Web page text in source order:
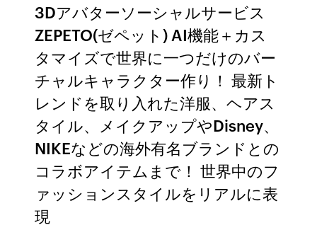
3Dアバターソーシャルサービス
ZEPETO(ゼペット) AI機能＋カス
タマイズで世界に一つだけのバー
チャルキャラクター作り！ 最新ト
レンドを取り入れた洋服、ヘアス
タイル、メイクアップやDisney、
NIKEなどの海外有名ブランドとの
コラボアイテムまで！ 世界中のフ
ァッションスタイルをリアルに表
現